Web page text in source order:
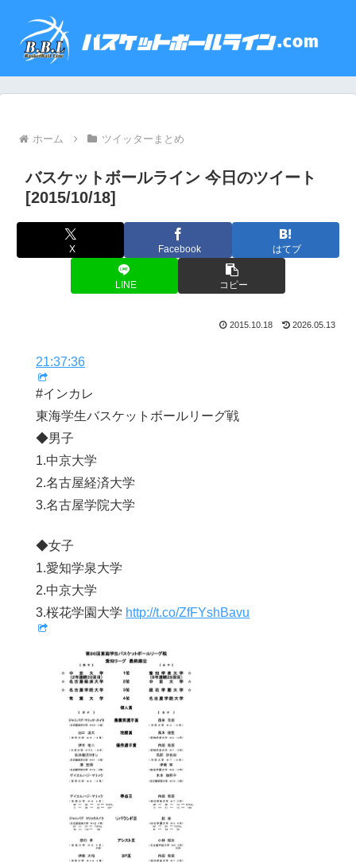
ホーム ツイッターまとめ
バスケットボールライン 今日のツイート
[2015/10/18]
X Facebook はてブ
LINE コピー
2015.10.18 2026.05.13
21:37:36
#インカレ
東海学生バスケットボールリーグ戦
◆男子
1.中京大学
2.名古屋経済大学
3.名古屋学院大学
◆女子
1.愛知学泉大学
2.中京大学
3.桜花学園大学 http://t.co/ZfFYshBavu